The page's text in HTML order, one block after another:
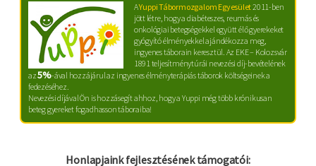
AYuppi Tábormozgalom Egyesület2011-ben
jött létre, hogy a diabéteszes, reumás és
onkológiai betegségekkel együtt élő gyerekeket
gyógyító élményekkel ajándékozza meg,
ingyenes táborain keresztül. Az EKE – Kolozsvár
1891 teljesítménytúrái nevezési díj-bevételének
az5%-ával hozzájárul az ingyenes élményterápiás táborok költségeinek a
fedezéséhez.
Nevezési díjával Ön is hozzásegít ahhoz, hogy a Yuppi még több krónikusan
beteg gyereket fogadhasson táboraiba!
Honlapjaink fejlesztésének támogatói: